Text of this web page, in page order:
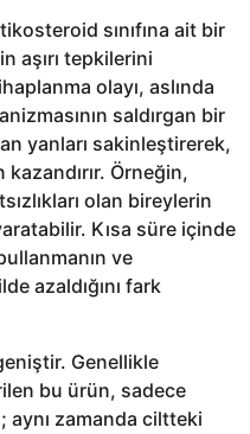
sınıfına ait bir
aşırı tepkilerini
olayı, aslında
saldırgan bir
yanları sakinleştirerek,
Örneğin,
olan bireylerin
Kısa süre içinde
ve
azaldığını fark
Genellikle
bu ürün, sadece
zamanda ciltteki